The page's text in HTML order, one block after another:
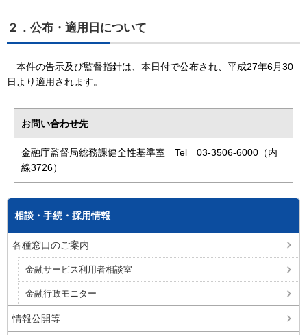
２．公布・適用日について
本件の告示及び監督指針は、本日付で公布され、平成27年6月30
日より適用されます。
お問い合わせ先
金融庁監督局総務課健全性基準室 Tel 03-3506-6000（内
線3726）
相談・手続・採用情報
各種窓口のご案内
金融サービス利用者相談室
金融行政モニター
情報公開等